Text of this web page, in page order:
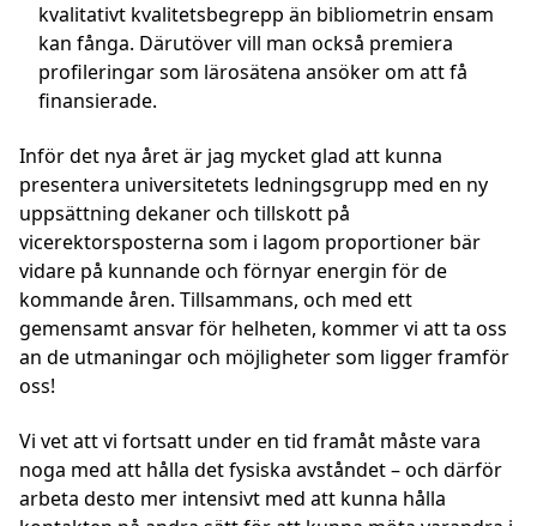
kvalitativt kvalitetsbegrepp än bibliometrin ensam
kan fånga. Därutöver vill man också premiera
profileringar som lärosätena ansöker om att få
finansierade.
Inför det nya året är jag mycket glad att kunna
presentera universitetets ledningsgrupp med en ny
uppsättning dekaner och tillskott på
vicerektorsposterna som i lagom proportioner bär
vidare på kunnande och förnyar energin för de
kommande åren. Tillsammans, och med ett
gemensamt ansvar för helheten, kommer vi att ta oss
an de utmaningar och möjligheter som ligger framför
oss!
Vi vet att vi fortsatt under en tid framåt måste vara
noga med att hålla det fysiska avståndet – och därför
arbeta desto mer intensivt med att kunna hålla